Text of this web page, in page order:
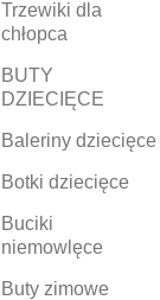
Trzewiki dla
chłopca
BUTY
DZIECIĘCE
Baleriny dziecięce
Botki dziecięce
Buciki
niemowlęce
Buty zimowe